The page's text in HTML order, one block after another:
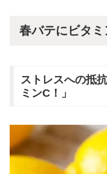
春バテにビタ
ストレスへの抵
ミンC！」